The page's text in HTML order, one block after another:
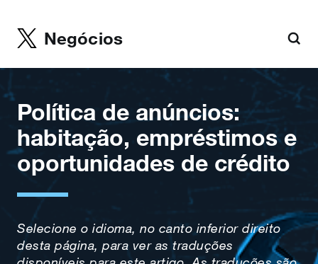
Negócios
Política de anúncios:
habitação, empréstimos e
oportunidades de crédito
Selecione o idioma, no canto inferior direito
desta página, para ver as traduções